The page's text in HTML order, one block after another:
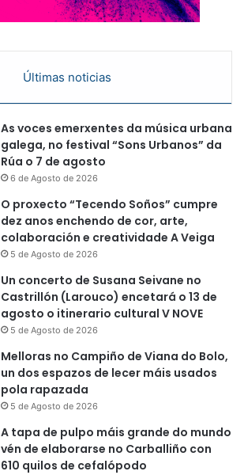
Últimas noticias
As voces emerxentes da música urbana
galega, no festival “Sons Urbanos” da
Rúa o 7 de agosto
6 de Agosto de 2026
O proxecto “Tecendo Soños” cumpre
dez anos enchendo de cor, arte,
colaboración e creatividade A Veiga
5 de Agosto de 2026
Un concerto de Susana Seivane no
Castrillón (Larouco) encetará o 13 de
agosto o itinerario cultural V NOVE
5 de Agosto de 2026
Melloras no Campiño de Viana do Bolo,
un dos espazos de lecer máis usados
pola rapazada
5 de Agosto de 2026
A tapa de pulpo máis grande do mundo
vén de elaborarse no Carballiño con
610 quilos de cefalópodo